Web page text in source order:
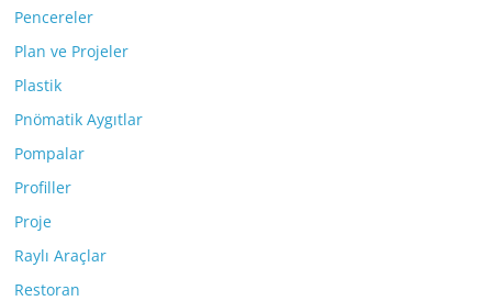
Pencereler
Plan ve Projeler
Plastik
Pnömatik Aygıtlar
Pompalar
Profiller
Proje
Raylı Araçlar
Restoran